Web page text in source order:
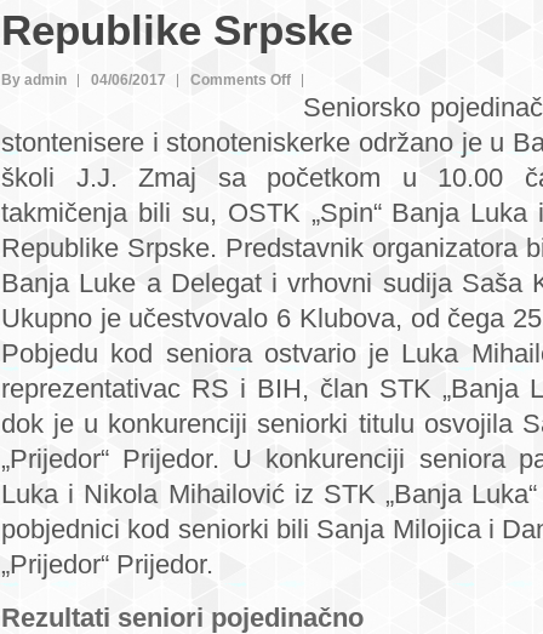
Republike Srpske
By admin 04/06/2017 Comments Offon
Sanja
Milojica
Mihailović
najbolji
na
seniorskom
prvenstvu
Srpske
Seniorsko
stontenisere i stonoteniskerke održano je u
školi J.J. Zmaj sa početkom u 10.00
takmičenja bili su, OSTK „Spin“ Banja
Republike Srpske. Predstavnik organizatora
Banja Luke a Delegat i vrhovni sudija Saša
Ukupno je učestvovalo 6 Klubova, od čega
Pobjedu kod seniora ostvario je Luka
reprezentativac RS i BIH, član STK „Banja
dok je u konkurenciji seniorki titulu osvojila
„Prijedor“ Prijedor. U konkurenciji seniora
Luka i Nikola Mihailović iz STK „Banja
pobjednici kod seniorki bili Sanja Milojica i
„Prijedor“ Prijedor.
Rezultati seniori pojedinačno